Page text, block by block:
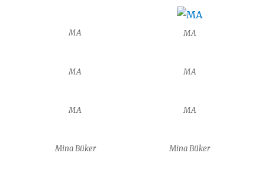
MA MA
MA MA
MA MA
Mina Büker Mina Büker